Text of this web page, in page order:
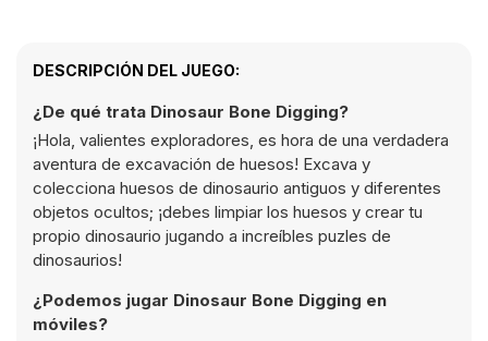
DESCRIPCIÓN DEL JUEGO:
¿De qué trata Dinosaur Bone Digging?
¡Hola, valientes exploradores, es hora de una verdadera
aventura de excavación de huesos! Excava y
colecciona huesos de dinosaurio antiguos y diferentes
objetos ocultos; ¡debes limpiar los huesos y crear tu
propio dinosaurio jugando a increíbles puzles de
dinosaurios!
¿Podemos jugar Dinosaur Bone Digging en
móviles?